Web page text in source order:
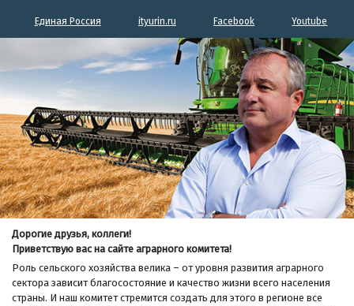
Единая Россия ityurin.ru Facebook Youtube
Дорогие друзья, коллеги!
Приветствую вас на сайте аграрного комитета!
Роль сельского хозяйства велика – от уровня развития аграрного
сектора зависит благосостояние и качество жизни всего населения
страны. И наш комитет стремится создать для этого в регионе все